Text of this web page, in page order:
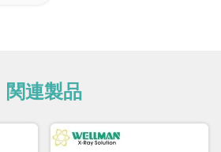
関連製品